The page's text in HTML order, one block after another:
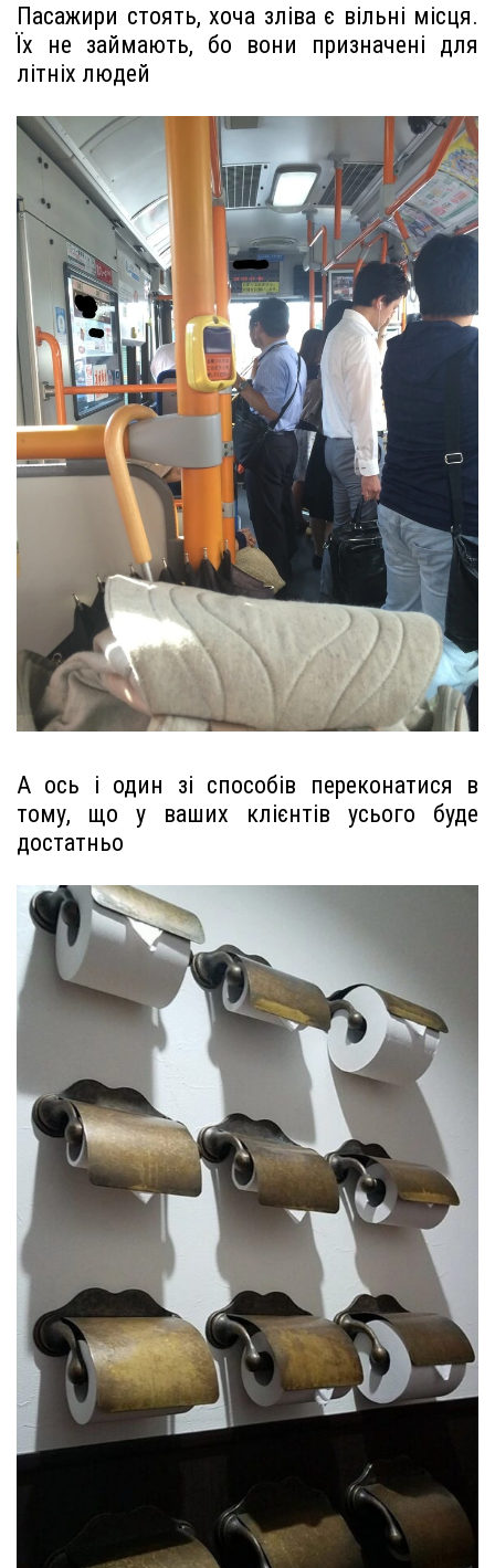
Пасажири стоять, хоча зліва є вільні місця.
Їх не займають, бо вони призначені для
літніх людей
А ось і один зі способів переконатися в
тому, що у ваших клієнтів усього буде
достатньо